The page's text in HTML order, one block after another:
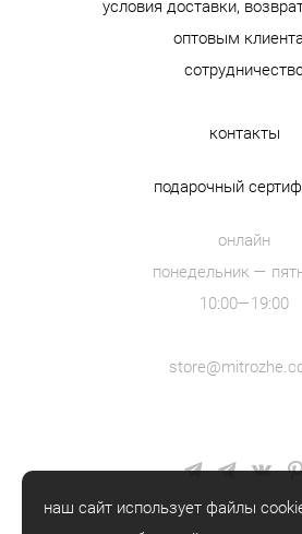
условия доставки,
оптовым
контакты
подарочный
онлайн
понедельник —
10:00—19:00
наш сайт использует файлы